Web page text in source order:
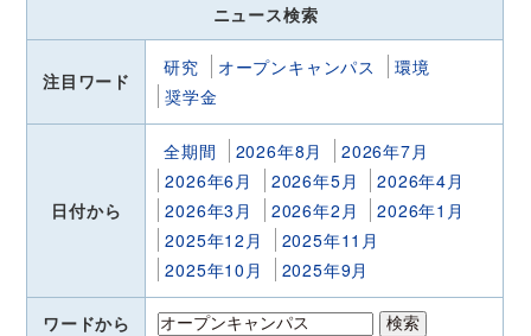
ニュース検索
注目ワード
研究 オープンキャンパス
環境
奨学金
日付から
全期間 2026年8月
2026年7月
2026年6月
2026年5月
2026年4月
2026年3月
2026年2月
2026年1月
2025年12月
2025年11月
2025年10月
2025年9月
ワードから